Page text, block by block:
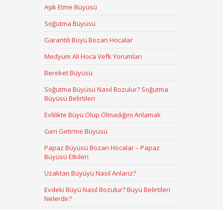
Aşık Etme Büyüsü
Soğutma Büyüsü
Garantili Büyü Bozan Hocalar
Medyum Ali Hoca Vefk Yorumları
Bereket Büyüsü
Soğutma Büyüsü Nasıl Bozulur? Soğutma
Büyüsü Belirtileri
Evlilikte Büyü Olup Olmadığını Anlamak
Geri Getirme Büyüsü
Papaz Büyüsü Bozan Hocalar – Papaz
Büyüsü Etkileri
Uzaktan Büyüyü Nasıl Anlarız?
Evdeki Büyü Nasıl Bozulur? Büyü Belirtileri
Nelerdir?